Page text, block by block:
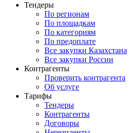
Тендеры
По регионам
По площадкам
По категориям
По предоплате
Все закупки Казахстана
Все закупки России
Контрагенты
Проверить контрагента
Об услуге
Тарифы
Тендеры
Контрагенты
Договоры